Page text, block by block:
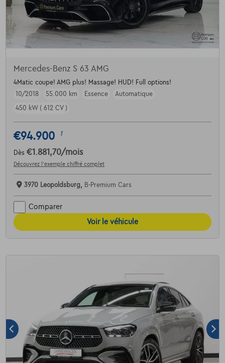
Mercedes-Benz S 63 AMG
4Matic coupe! AMG plus! Massage! HUD! Full options!
10/2018
55.000 km Essence
Automatique
450 kW ( 612 CV )
€94.900 1
Dès €1.881,70/mois
Découvrez l’exemple chiffré complet
3970 Leopoldsburg, B-Premium Cars
Comparer
Voir le véhicule